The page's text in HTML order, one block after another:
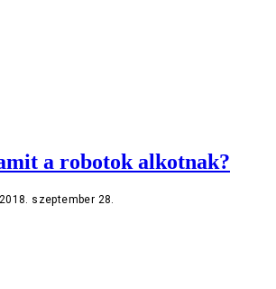
a robotok alkotnak?
2018. szeptember 28.